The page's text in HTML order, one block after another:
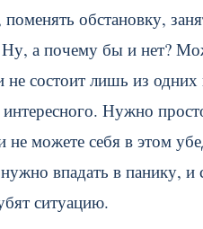
обстановку,
а почему бы и нет?
не состоит лишь из
Нужно
не можете себя в этом
впадать в панику, и
ситуацию.